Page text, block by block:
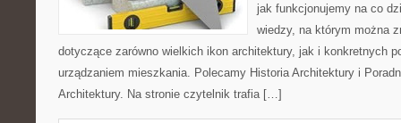
jak funkcjonujemy na co
wiedzy, na którym można
dotyczące zarówno wielkich ikon architektury, jak i konkretnych
urządzaniem mieszkania. Polecamy Historia Architektury i
Architektury. Na stronie czytelnik trafia […]